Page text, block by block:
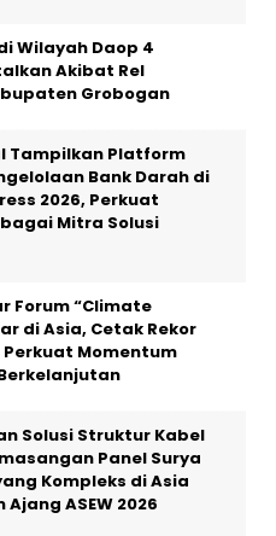
Wilayah Daop 4
Akibat Rel
Grobogan
Tampilkan Platform
Bank Darah di
2026, Perkuat
Mitra Solusi
Forum “Climate
di Asia, Cetak Rekor
Momentum
Solusi Struktur Kabel
Panel Surya
Kompleks di Asia
ASEW 2026